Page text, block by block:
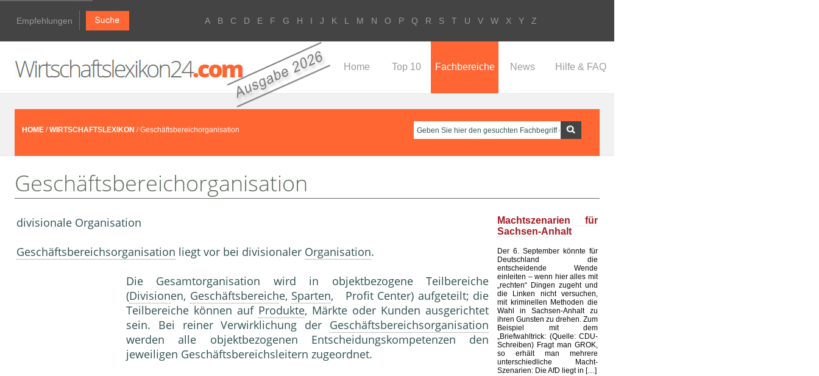
Empfehlungen A B C D E F G H I J K L M N O P Q R S T U V W X Y Z
Home Top 10 Fachbereiche News Hilfe & FAQ
HOME /WIRTSCHAFTSLEXIKON / Geschäftsbereichorganisation
Geschäftsbereichorganisation
divisionale Organisation
Geschäftsbereichsorganisation liegt vor bei divisionaler Organisation.
Die Gesamtorganisation wird in objektbezogene Teilbereiche
(Divisionen, Geschäftsbereiche, Sparten, Profit Center) aufgeteilt; die
Teilbereiche können auf Produkte, Märkte oder Kunden ausgerichtet
sein. Bei reiner Verwirklichung der Geschäftsbereichsorganisation
werden alle objektbezogenen Ent­scheidungskompetenzen den
jeweiligen Geschäftsbereichsleitern zugeordnet.
Machtszenarien für
Sachsen-Anhalt
Der 6. September könnte für
Deutschland die
entscheidende Wende
einleiten – wenn hier alles mit
„rechten“ Dingen zugeht und
die Linken nicht versuchen,
mit kriminellen Methoden die
Wahl in Sachsen-Anhalt zu
ihren Gunsten zu drehen. Zum
Beispiel mit dem
„Briefwahltrick: (Quelle: CDU-
Schreiben) Fragt man GROK,
so erhält man mehrere
unterschiedliche Macht-
Szenarien: Die AfD liegt in […]